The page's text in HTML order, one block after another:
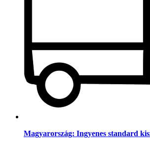
Magyarország: Ingyenes standard